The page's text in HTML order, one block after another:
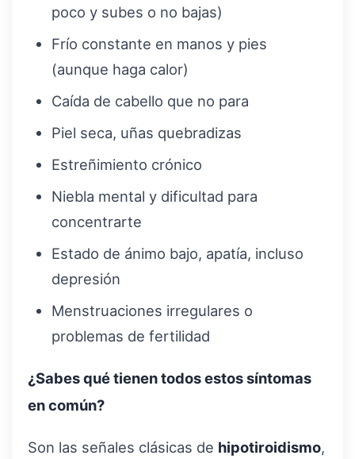
poco y subes o no bajas)
Frío constante en manos y pies
(aunque haga calor)
Caída de cabello que no para
Piel seca, uñas quebradizas
Estreñimiento crónico
Niebla mental y dificultad para
concentrarte
Estado de ánimo bajo, apatía, incluso
depresión
Menstruaciones irregulares o
problemas de fertilidad
¿Sabes qué tienen todos estos síntomas
en común?
Son las señales clásicas de hipotiroidismo,